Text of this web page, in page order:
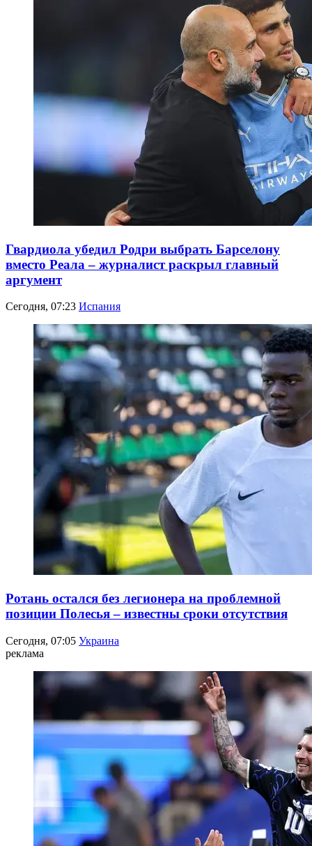
Гвардиола убедил Родри выбрать Барселону
вместо Реала – журналист раскрыл главный
аргумент
Сегодня, 07:23 Испания
Ротань остался без легионера на проблемной
позиции Полесья – известны сроки отсутствия
Сегодня, 07:05 Украина
реклама